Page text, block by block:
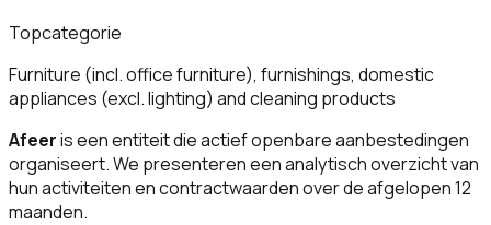
Topcategorie
Furniture (incl. office furniture), furnishings, domestic
appliances (excl. lighting) and cleaning products
Afeeris een entiteit die actief openbare aanbestedingen
organiseert. We presenteren een analytisch overzicht van
hun activiteiten en contractwaarden over de afgelopen 12
maanden.